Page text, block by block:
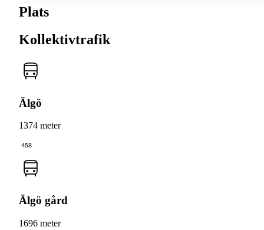
Plats
Kollektivtrafik
Älgö
1374 meter
458
Älgö gård
1696 meter